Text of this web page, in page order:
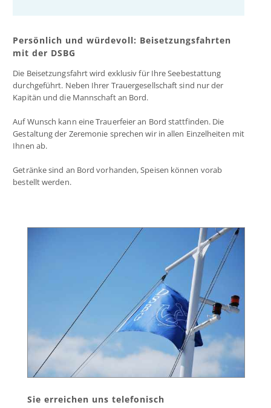
Persönlich und würdevoll: Beisetzungsfahrten
mit der DSBG
Die Beisetzungsfahrt wird exklusiv für Ihre Seebestattung
durchgeführt. Neben Ihrer Trauergesellschaft sind nur der
Kapitän und die Mannschaft an Bord.
Auf Wunsch kann eine Trauerfeier an Bord stattfinden. Die
Gestaltung der Zeremonie sprechen wir in allen Einzelheiten mit
Ihnen ab.
Getränke sind an Bord vorhanden, Speisen können vorab
bestellt werden.
Sie erreichen uns telefonisch